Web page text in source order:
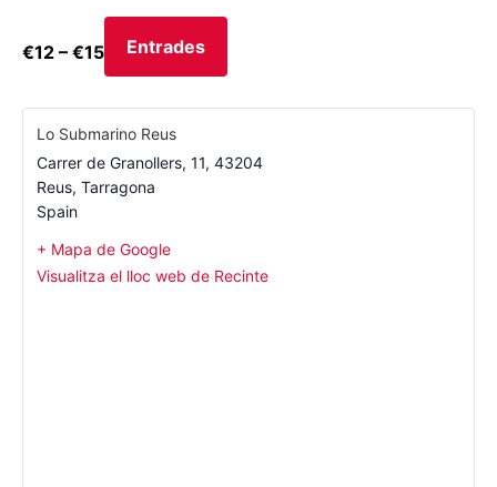
€12 – €15 Entrades
Lo Submarino Reus
Carrer de Granollers, 11, 43204
Reus, Tarragona
Spain
+ Mapa de Google
Visualitza el lloc web de Recinte